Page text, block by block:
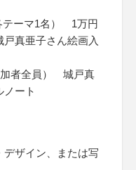
テーマ1名） 1万円
真亜子さん絵画入
加者全員） 城戸真
ノート
デザイン、または写